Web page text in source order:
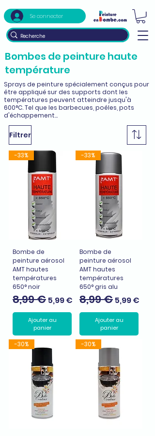
Se connecter
Bombes de peinture haute
température
Sprays de peinture spécialement conçus pour
être appliqué sur des supports dont les
températures peuvent atteindre jusqu'à
600°C. Tel que les barbecues, poêles, pots
d'échappement...
Filtrer
-33%
Bombe de
peinture aérosol
AMT hautes
températures
650° noir
Prix original
8,99 € Prix promotionnel
5,99 €
Ajouter au
panier
-33%
Bombe de
peinture aérosol
AMT hautes
températures
650° gris alu
Prix original
8,99 € Prix
5,99 €
Ajouter au
panier
-30% -30%